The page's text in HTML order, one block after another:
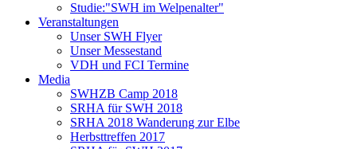
Studie:"SWH im Welpenalter"
Veranstaltungen
Unser SWH Flyer
Unser Messestand
VDH und FCI Termine
Media
SWHZB Camp 2018
SRHA für SWH 2018
SRHA 2018 Wanderung zur Elbe
Herbsttreffen 2017